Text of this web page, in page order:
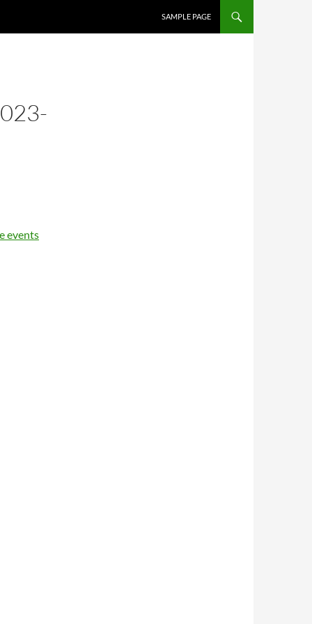
SAMPLE PAGE
events